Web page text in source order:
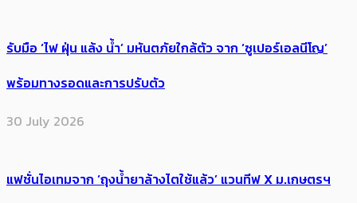
รับมือ ‘ไฟ ฝุ่น แล้ง น้ำ’ มหันตภัยใกล้ตัว จาก ‘ซูเปอร์เอลนีโญ’
พร้อมทางรอดและการปรับตัว
30 July 2026
แฟชั่นไอเทมจาก ‘ถุงน้ำยาล้างไตใช้แล้ว’ แวนทีฟ X ม.เกษตรฯ